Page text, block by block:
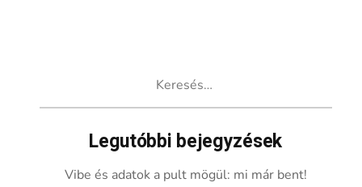
Legutóbbi bejegyzések
Vibe és adatok a pult mögül: mi már bent!